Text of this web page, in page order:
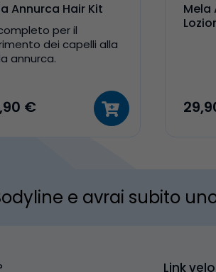
Annurca Hair Kit
per il
dei capelli alla
annurca.
€
Mela
e avrai subito
Link